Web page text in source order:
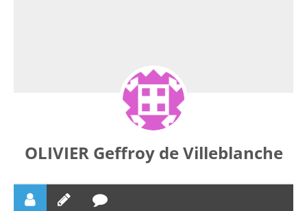
OLIVIER Geffroy de Villeblanche